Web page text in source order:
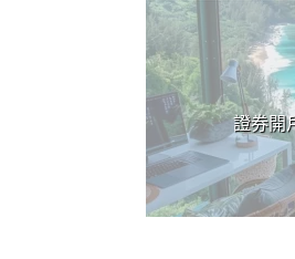
股票
上 / 下一篇文
證券開